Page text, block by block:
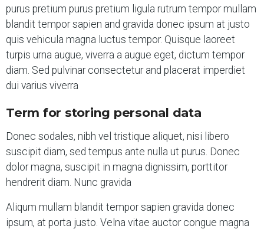
purus pretium purus pretium ligula rutrum tempor mullam
blandit tempor sapien and gravida donec ipsum at justo
quis vehicula magna luctus tempor. Quisque laoreet
turpis urna augue, viverra a augue eget, dictum tempor
diam. Sed pulvinar consectetur and placerat imperdiet
dui varius viverra
Term for storing personal data
Donec sodales, nibh vel tristique aliquet, nisi libero
suscipit diam, sed tempus ante nulla ut purus. Donec
dolor magna, suscipit in magna dignissim, porttitor
hendrerit diam. Nunc gravida
Aliqum mullam blandit tempor sapien gravida donec
ipsum, at porta justo. Velna vitae auctor congue magna